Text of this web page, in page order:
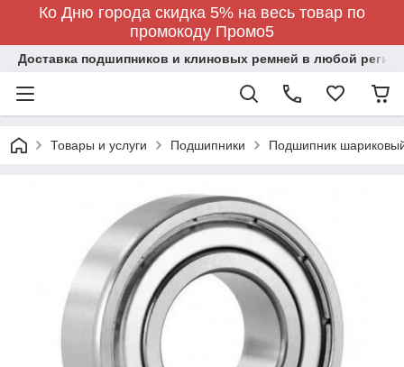
Ко Дню города скидка 5% на весь товар по
промокоду Промо5
Доставка подшипников и клиновых ремней в любой регион
Товары и услуги Подшипники Подшипник